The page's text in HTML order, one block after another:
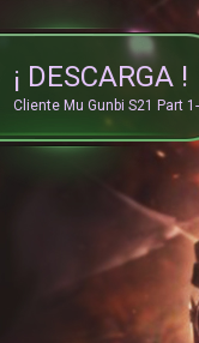
¡ DESCARGA !
Cliente Mu Gunbi S21 Part